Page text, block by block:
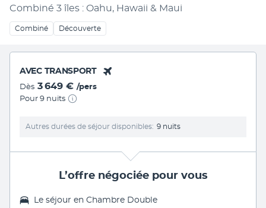
Combiné 3 îles : Oahu, Hawaii & Maui
Combiné Découverte
AVEC TRANSPORT
Dès 3 649 € /pers
Pour 9 nuits
Autres durées de séjour disponibles 9 nuits
L’offre négociée pour vous
Le séjour en Chambre Double